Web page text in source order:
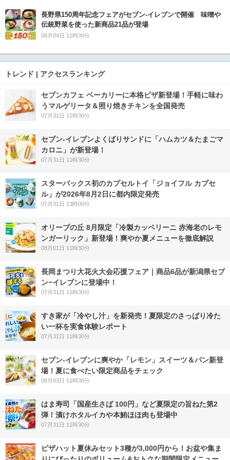
長野県150周年記念フェアがセブン-イレブンで開催 味噌や
伝統野菜を使った新商品21品が登場
08月04日 11時30分
トレンド | アクセスランキング
セブンカフェ ベーカリーに本格ピザ新登場！手軽に味わ
うマルゲリータ＆照り焼きチキンを全国発売
07月31日 11時30分
セブン‐イレブンよくばりサンドに「ハムカツ＆たまごマ
カロニ」が新登場！
07月31日 11時30分
スターバックス初のカプセルトイ「ジョイフル カプセ
ル」が2026年8月2日に都内限定発売
07月31日 13時00分
オリーブの丘 8月限定「冷製カッペリーニ 赤海老のレモ
ンガーリック」新登場！爽やか夏メニューを徹底解説
08月01日 11時30分
長岡まつり大花火大会応援フェア｜商品6品が新潟県セブ
ン−イレブンに登場中！
07月31日 11時30分
すき家が「冷やし汁」を新発売！夏限定のさっぱり冷た
い一杯を実食体験レポート
07月31日 11時30分
セブン‐イレブンに爽やか「レモン」スイーツ＆パン新登
場！夏に食べたい限定商品をチェック
08月03日 11時30分
はま寿司「国産生さば 100円」など夏限定の旨ねた第2
弾！漬けホタルイカや本鮪ほほ肉も登場中
07月31日 11時30分
ピザハット夏休みセット3種が3,000円から！お盆や集ま